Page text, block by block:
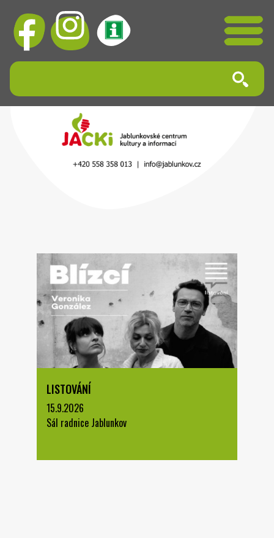
LISTOVÁNÍ
15.9.2026
Sál radnice Jablunkov